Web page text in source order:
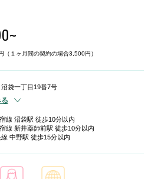
（１ヶ月間の契約の場合3,500円）
袋一丁目19番7号
線 沼袋駅 徒歩10分以内
線 新井薬師前駅 徒歩10分以内
中野駅 徒歩15分以内